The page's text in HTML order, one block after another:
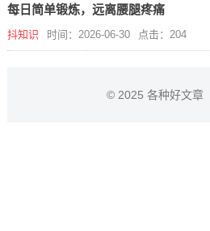
每日简单锻炼，远离腰腿疼痛
抖知识 时间：2026-06-30 点击：204
© 2025 各种好文章